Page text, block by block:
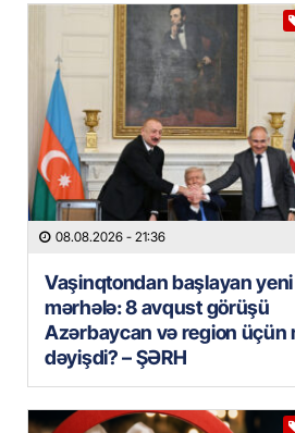
08.08.2026 - 21:36
Vaşinqtondan başlayan yeni
mərhələ: 8 avqust görüşü
Azərbaycan və region üçün
dəyişdi? – ŞƏRH